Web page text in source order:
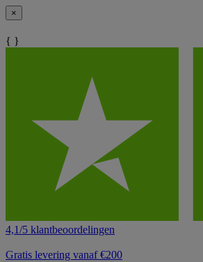
×
{ }
4,1/5 klantbeoordelingen
Gratis levering vanaf €200